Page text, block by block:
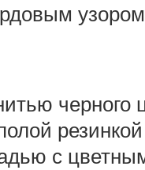
черного
с